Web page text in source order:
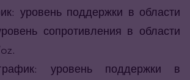
уровень поддержки в области
сопротивления в области
уровень поддержки в